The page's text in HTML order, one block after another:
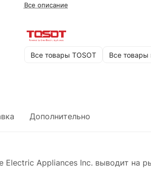
Все описание
Все товары TOSOT Все товары
Дополнительно
Electric Appliances Inc. выводит на